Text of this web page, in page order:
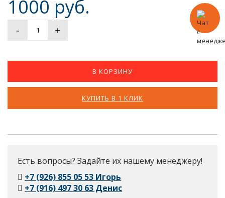
1000 руб.
- +
В КОРЗИНУ
КУПИТЬ В 1 КЛИК
Есть вопросы? Задайте их нашему менеджеру!
+7 (926) 855 05 53 Игорь
+7 (916) 497 30 63 Денис